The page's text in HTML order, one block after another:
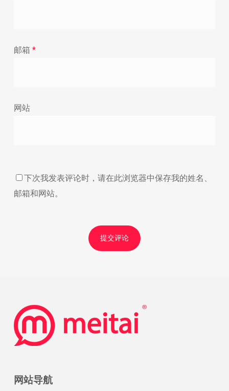
邮箱 *
网站
下次我发表评论时，请在此浏览器中保存我的姓名、
邮箱和网站。
网站导航